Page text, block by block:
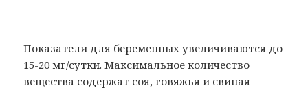
Показатели для беременных увеличиваются до
15-20 мг/сутки. Максимальное количество
вещества содержат соя, говяжья и свиная